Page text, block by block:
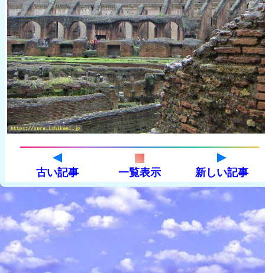
古い記事 一覧表示 新しい記事